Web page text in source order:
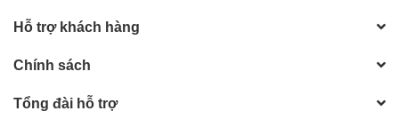
Hỗ trợ khách hàng
Chính sách
Tổng đài hỗ trợ